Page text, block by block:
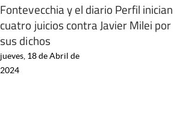
Fontevecchia y el diario Perfil inician
cuatro juicios contra Javier Milei por
sus dichos
jueves, 18 de Abril de
2024